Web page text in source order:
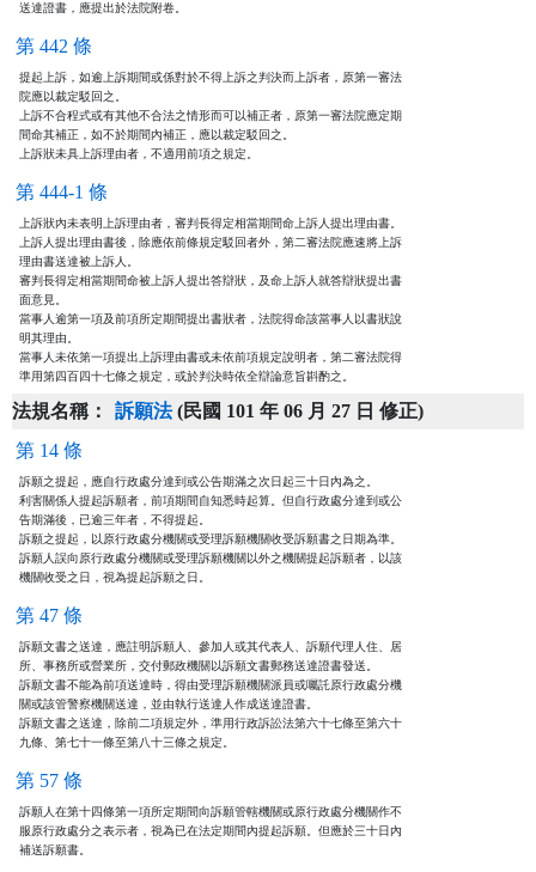
送達證書，應提出於法院附卷。
第 442 條
提起上訴，如逾上訴期間或係對於不得上訴之判決而上訴者，原第一審法
院應以裁定駁回之。
上訴不合程式或有其他不合法之情形而可以補正者，原第一審法院應定期
間命其補正，如不於期間內補正，應以裁定駁回之。
上訴狀未具上訴理由者，不適用前項之規定。
第 444-1 條
上訴狀內未表明上訴理由者，審判長得定相當期間命上訴人提出理由書。
上訴人提出理由書後，除應依前條規定駁回者外，第二審法院應速將上訴
理由書送達被上訴人。
審判長得定相當期間命被上訴人提出答辯狀，及命上訴人就答辯狀提出書
面意見。
當事人逾第一項及前項所定期間提出書狀者，法院得命該當事人以書狀說
明其理由。
當事人未依第一項提出上訴理由書或未依前項規定說明者，第二審法院得
準用第四百四十七條之規定，或於判決時依全辯論意旨斟酌之。
法規名稱： 訴願法(民國 101 年 06 月 27 日 修正)
第 14 條
訴願之提起，應自行政處分達到或公告期滿之次日起三十日內為之。
利害關係人提起訴願者，前項期間自知悉時起算。但自行政處分達到或公
告期滿後，已逾三年者，不得提起。
訴願之提起，以原行政處分機關或受理訴願機關收受訴願書之日期為準。
訴願人誤向原行政處分機關或受理訴願機關以外之機關提起訴願者，以該
機關收受之日，視為提起訴願之日。
第 47 條
訴願文書之送達，應註明訴願人、參加人或其代表人、訴願代理人住、居
所、事務所或營業所，交付郵政機關以訴願文書郵務送達證書發送。
訴願文書不能為前項送達時，得由受理訴願機關派員或囑託原行政處分機
關或該管警察機關送達，並由執行送達人作成送達證書。
訴願文書之送達，除前二項規定外，準用行政訴訟法第六十七條至第六十
九條、第七十一條至第八十三條之規定。
第 57 條
訴願人在第十四條第一項所定期間向訴願管轄機關或原行政處分機關作不
服原行政處分之表示者，視為已在法定期間內提起訴願。但應於三十日內
補送訴願書。